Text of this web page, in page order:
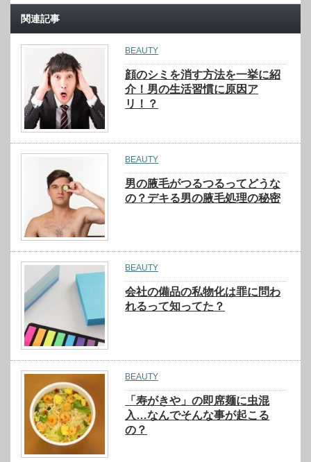
関連記事
BEAUTY
顔のシミを消す方法を一挙に紹
介！男の生活習慣に原因ア
リ！？
BEAUTY
男の腋毛がつるつるってどうな
の？デキる男の腋毛処理の秘密
BEAUTY
会社の備品の私物化は罪に問わ
れるって知ってた？
BEAUTY
「寿がきや」の即席麺に虫混
入…なんでそんな事が起こる
の？